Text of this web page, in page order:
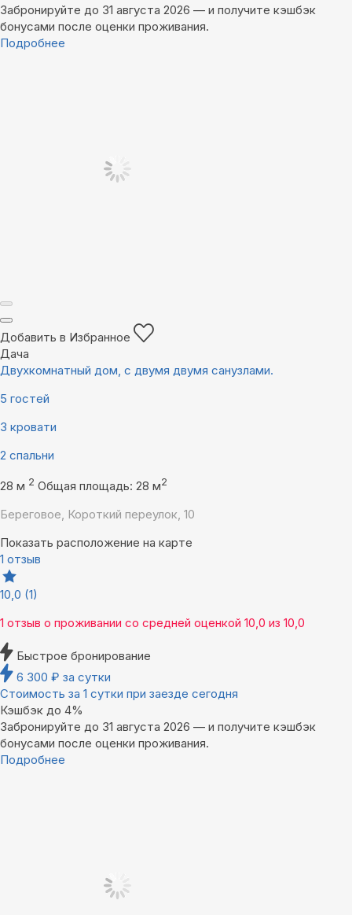
Забронируйте до 31 августа 2026 — и получите кэшбэк
бонусами после оценки проживания.
Подробнее
Добавить в Избранное
Дача
Двухкомнатный дом, с двумя двумя санузлами.
5 гостей
3 кровати
2 спальни
28 м 2 Общая площадь: 28 м2
Береговое, Короткий переулок, 10
Показать расположение на карте
1 отзыв
10,0 (1)
1 отзыв о проживании со средней оценкой 10,0 из 10,0
Быстрое бронирование
6 300 ₽ за сутки
Стоимость за 1 сутки при заезде сегодня
Кэшбэк до 4%
Забронируйте до 31 августа 2026 — и получите кэшбэк
бонусами после оценки проживания.
Подробнее